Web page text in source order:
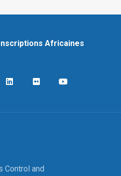
Africaines
Control and